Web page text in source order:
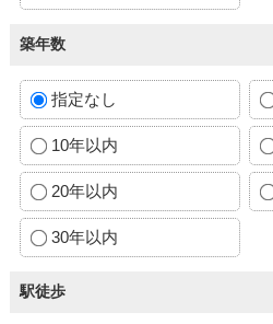
築年数
指定なし
10年以内
20年以内
30年以内
駅徒歩